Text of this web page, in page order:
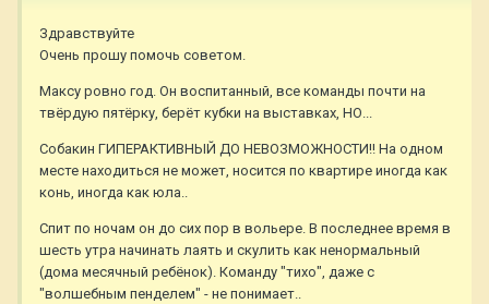
Здравствуйте
Очень прошу помочь советом.
Максу ровно год. Он воспитанный, все команды почти на
твёрдую пятёрку, берёт кубки на выставках, НО...
Собакин ГИПЕРАКТИВНЫЙ ДО НЕВОЗМОЖНОСТИ!! На одном
месте находиться не может, носится по квартире иногда как
конь, иногда как юла..
Спит по ночам он до сих пор в вольере. В последнее время в
шесть утра начинать лаять и скулить как ненормальный
(дома месячный ребёнок). Команду "тихо", даже с
"волшебным пенделем" - не понимает..